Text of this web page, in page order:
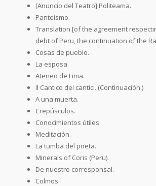
[Anuncio del Teatro] Politeama.
Panteismo.
Translation [of the agreement
debt of Peru, the continuation of the
Cosas de pueblo.
La esposa.
Ateneo de Lima.
Il Cantico dei cantici. (Continuación.)
A una muerta.
Crepúsculos.
Conocimientos útiles.
Meditación.
La tumba del poeta.
Minerals of Coris (Peru).
De nuestro corresponsal.
Colmos.